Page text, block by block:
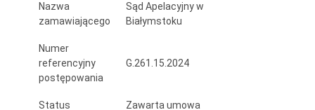
października
2024
roku
Nazwa
zamawiającego
Sąd Apelacyjny w
Białymstoku
Numer
referencyjny
postępowania
G.261.15.2024
Status Zawarta umowa